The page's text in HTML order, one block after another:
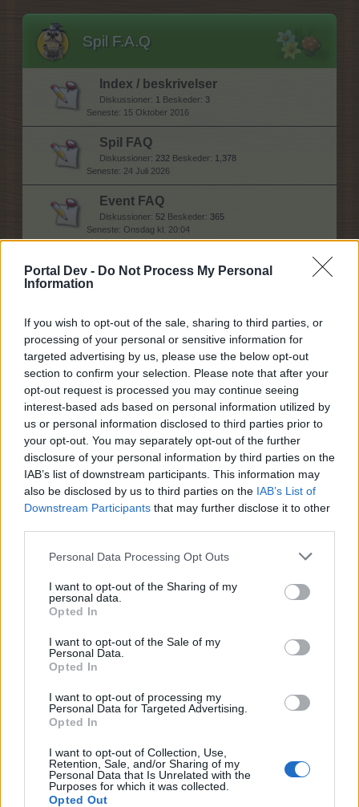
Portal Dev - Do Not Process My Personal
Information
If you wish to opt-out of the sale, sharing to third parties, or
processing of your personal or sensitive information for
targeted advertising by us, please use the below opt-out
section to confirm your selection. Please note that after your
opt-out request is processed you may continue seeing
interest-based ads based on personal information utilized by
us or personal information disclosed to third parties prior to
your opt-out. You may separately opt-out of the further
disclosure of your personal information by third parties on the
IAB’s list of downstream participants. This information may
also be disclosed by us to third parties on the IAB’s List of
Downstream Participants that may further disclose it to other
Personal Data Processing Opt Outs
I want to opt-out of the Sharing of my
personal data.
Opted In
I want to opt-out of the Sale of my
Personal Data.
Opted In
I want to opt-out of processing my
Personal Data for Targeted Advertising.
Opted In
I want to opt-out of Collection, Use,
Retention, Sale, and/or Sharing of my
Personal Data that Is Unrelated with the
Purposes for which it was collected.
Opted Out
Spil F.A.Q
Index / beskrivelser
Diskussioner: 1 Beskeder: 3
15 Oktober 2016
Spil FAQ
Diskussioner: 232 Beskeder: 1,378
24 Juli 2026
Event FAQ
Diskussioner: 52 Beskeder: 365
Onsdag kl. 20:04
Diskussioner: 6 Beskeder: 15
Betalings F.A.Q
19 Beskeder: 28
20 December 2019
Hjælp
Generelle spilproblemer
Diskussioner: 84 Beskeder: 377
20 Juli 2026
Tekniske spilproblemer
8 Juni 2026
Hjælp til spillet
31 Juli 2026
Spilrelateret brugerforum
Venner, naboer og buddies søgning
Diskussioner: 20 Beskeder: 80
Officielle forum konkurrencer
Diskussioner: 2 Beskeder: 5
6 August 2022